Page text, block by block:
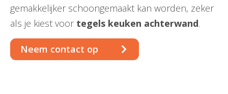
gemakkelijker schoongemaakt kan worden, zeker
als je kiest voor tegels keuken achterwand.
Neem contact op